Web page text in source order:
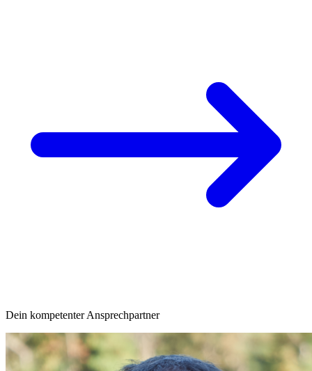
Dein kompetenter Ansprechpartner